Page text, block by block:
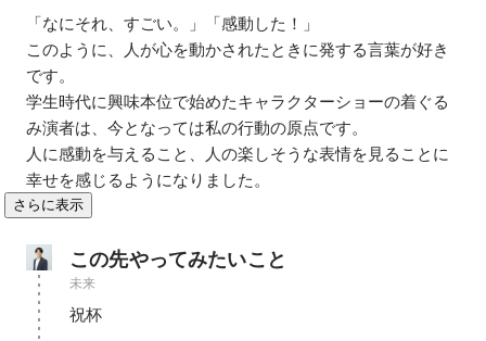
「なにそれ、すごい。」「感動した！」
このように、人が心を動かされたときに発する言葉が好き
です。
学生時代に興味本位で始めたキャラクターショーの着ぐる
み演者は、今となっては私の行動の原点です。
人に感動を与えること、人の楽しそうな表情を見ることに
幸せを感じるようになりました。
さらに表示
この先やってみたいこと
未来
祝杯